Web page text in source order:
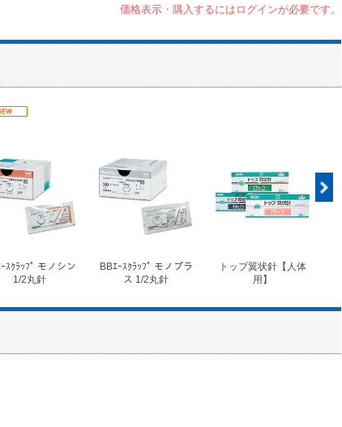
価格表示・購入するにはログインが必要です。
ｽｸﾗｯﾌﾟ モノシン
1/2丸針
BBｴｰｽｸﾗｯﾌﾟ モノプラ
ス 1/2丸針
トップ翼状針【人体
用】